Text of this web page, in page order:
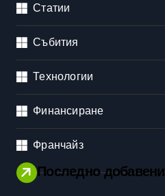
Статии
Събития
Технологии
Финансиране
Франчайз
Последно добавени